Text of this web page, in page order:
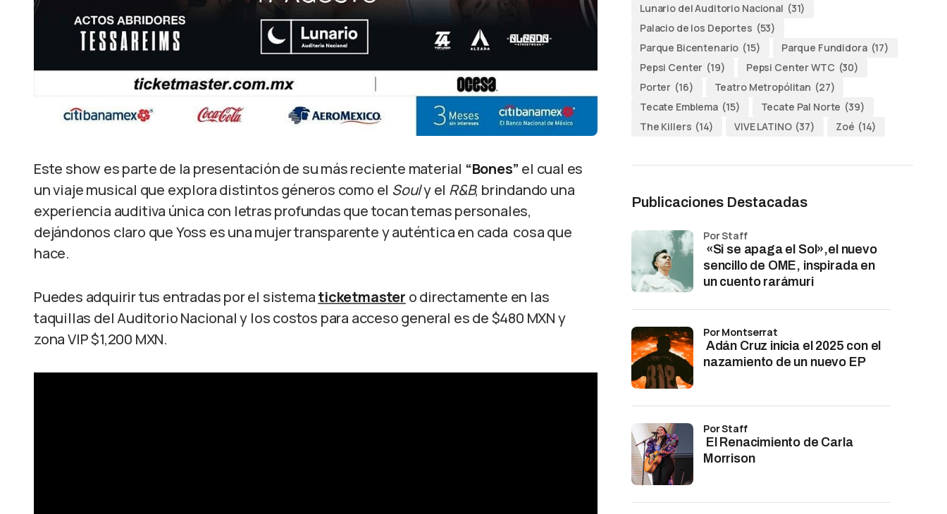
Este show es parte de la presentación de su más reciente material “Bones” el cual es
un viaje musical que explora distintos géneros como el Souly el R&B, brindando una
experiencia auditiva única con letras profundas que tocan temas personales,
dejándonos claro que Yoss es una mujer transparente y auténtica en cada cosa que
hace.
Puedes adquirir tus entradas por el sistematicketmaster o directamente en las
taquillas del Auditorio Nacional y los costos para acceso general es de $480 MXN y
zona VIP $1,200 MXN.
Lunario del Auditorio Nacional (31)
Palacio de los Deportes (53)
Parque Bicentenario (15) Parque Fundidora (17)
Pepsi Center (19) Pepsi Center WTC (30)
Porter (16) Teatro Metropólitan (27)
Tecate Emblema (15) Tecate Pal Norte (39)
The Killers (14) VIVE LATINO (37) Zoé (14)
Publicaciones Destacadas
«Si se apaga el Sol»,el nuevo
sencillo de OME, inspirada en
un cuento rarámuri
por Staff
Adán Cruz inicia el 2025 con el
nazamiento de un nuevo EP
por Montserrat
El Renacimiento de Carla
Morrison
por Staff